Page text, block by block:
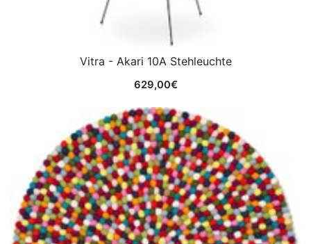
Vitra - Akari 10A Stehleuchte
629,00€